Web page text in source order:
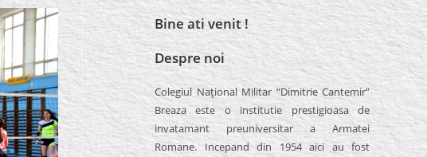
Bine ati venit !
Despre noi
Colegiul Naţional Militar “Dimitrie Cantemir”
Breaza este o institutie prestigioasa de
invatamant preuniversitar a Armatei
Romane. Incepand din 1954 aici au fost